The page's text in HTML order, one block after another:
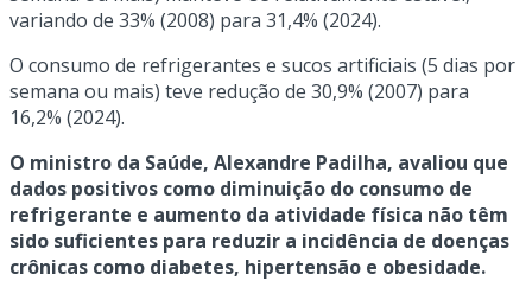
variando de 33% (2008) para 31,4% (2024).
O consumo de refrigerantes e sucos artificiais (5 dias por
semana ou mais) teve redução de 30,9% (2007) para
16,2% (2024).
O ministro da Saúde, Alexandre Padilha, avaliou que
dados positivos como diminuição do consumo de
refrigerante e aumento da atividade física não têm
sido suficientes para reduzir a incidência de doenças
crônicas como diabetes, hipertensão e obesidade.